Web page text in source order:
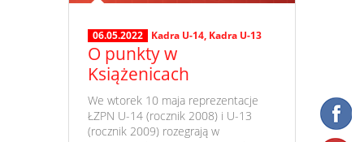
06.05.2022 Kadra U-14, Kadra U-13
O punkty w
Książenicach
​ We wtorek 10 maja reprezentacje
ŁZPN U-14 (rocznik 2008) i U-13
(rocznik 2009) rozegrają w